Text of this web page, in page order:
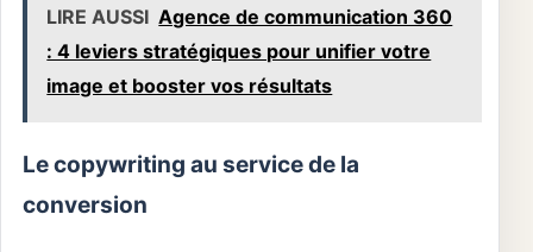
LIRE AUSSI Agence de communication 360
: 4 leviers stratégiques pour unifier votre
image et booster vos résultats
Le copywriting au service de la
conversion